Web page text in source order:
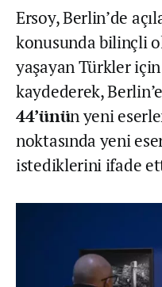
Ersoy, Berlin’de
konusunda bilinçli
yaşayan Türkler
kaydederek,
44’ünün yeni
noktasında yeni
istediklerini ifade